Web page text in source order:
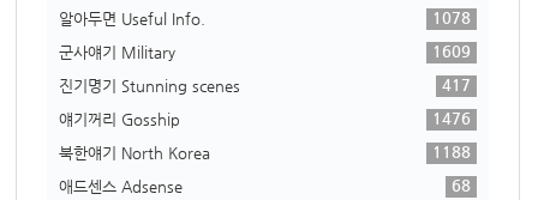
알아두면 Useful Info.
1078
군사얘기 Military
1609
진기명기 Stunning scenes
417
얘기꺼리 Gosship
1476
북한얘기 North Korea
1188
애드센스 Adsense
68